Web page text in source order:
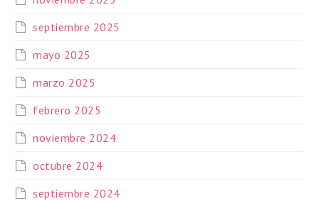
septiembre 2025
mayo 2025
marzo 2025
febrero 2025
noviembre 2024
octubre 2024
septiembre 2024